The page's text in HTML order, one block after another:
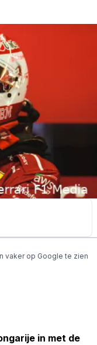
vaker op Google te zien
in met de